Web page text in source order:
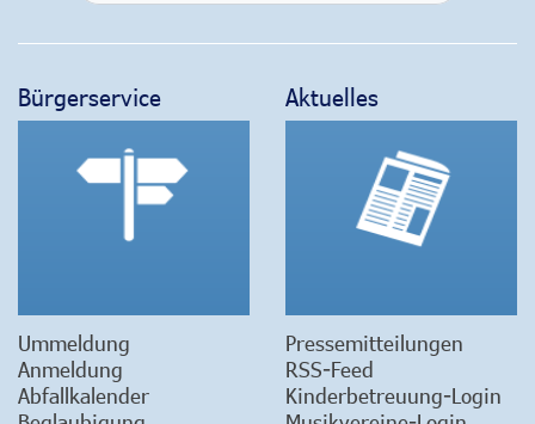
Bürgerservice
Ummeldung
Anmeldung
Abfallkalender
Aktuelles
Pressemitteilungen
RSS-Feed
Kinderbetreuung-Login